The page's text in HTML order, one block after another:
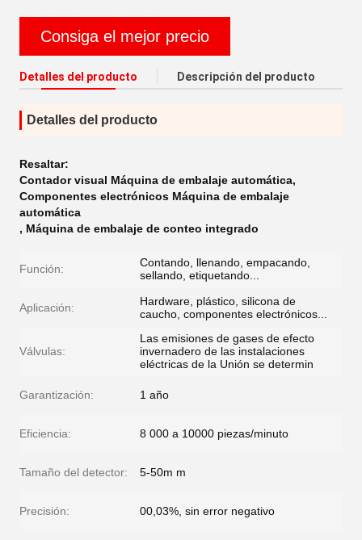
Consiga el mejor precio
Detalles del producto Descripción del producto
Detalles del producto
Resaltar:
Contador visual Máquina de embalaje automática,
Componentes electrónicos Máquina de embalaje
automática
, Máquina de embalaje de conteo integrado
Función:
Contando, llenando, empacando,
sellando, etiquetando...
Aplicación:
Hardware, plástico, silicona de
caucho, componentes electrónicos...
Válvulas:
Las emisiones de gases de efecto
invernadero de las instalaciones
eléctricas de la Unión se determin
Garantización: 1 año
Eficiencia: 8 000 a 10000 piezas/minuto
Tamaño del detector: 5-50m m
Precisión: 00,03%, sin error negativo